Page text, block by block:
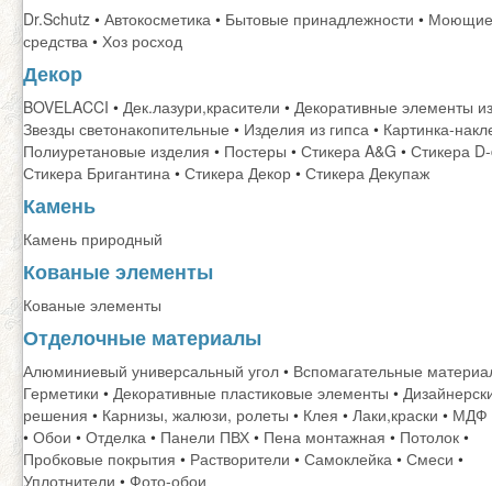
Dr.Schutz • Автокосметика • Бытовые принадлежности • Моющие
средства • Хоз росход
Декор
BOVELACCI • Дек.лазури,красители • Декоративные элементы
Звезды светонакопительные • Изделия из гипса • Картинка-
Полиуретановые изделия • Постеры • Стикера A&G • Стикера
Стикера Бригантина • Стикера Декор • Стикера Декупаж
Камень
Камень природный
Кованые элементы
Кованые элементы
Отделочные материалы
Алюминиевый универсальный угол • Вспомагательные
Герметики • Декоративные пластиковые элементы •
решения • Карнизы, жалюзи, ролеты • Клея • Лаки,краски • МДФ
• Обои • Отделка • Панели ПВХ • Пена монтажная • Потолок •
Пробковые покрытия • Растворители • Самоклейка • Смеси •
Уплотнители • Фото-обои